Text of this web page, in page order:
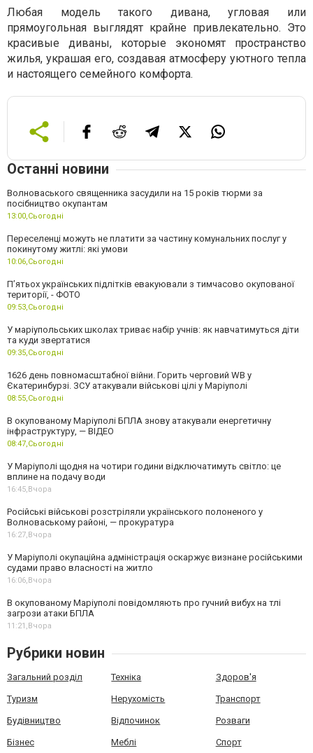
Любая модель такого дивана, угловая или
прямоугольная выглядят крайне привлекательно. Это
красивые диваны, которые экономят пространство
жилья, украшая его, создавая атмосферу уютного тепла
и настоящего семейного комфорта.
Останні новини
Волноваського священника засудили на 15 років тюрми за
посібництво окупантам
13:00,Сьогодні
Переселенці можуть не платити за частину комунальних послуг у
покинутому житлі: які умови
10:06,Сьогодні
П’ятьох українських підлітків евакуювали з тимчасово окупованої
території, - ФОТО
09:53,Сьогодні
У маріупольських школах триває набір учнів: як навчатимуться діти
та куди звертатися
09:35,Сьогодні
1626 день повномасштабної війни. Горить черговий WB у
Єкатеринбурзі. ЗСУ атакували військові цілі у Маріуполі
08:55,Сьогодні
В окупованому Маріуполі БПЛА знову атакували енергетичну
інфраструктуру, — ВІДЕО
08:47,Сьогодні
У Маріуполі щодня на чотири години відключатимуть світло: це
вплине на подачу води
16:45,Вчора
Російські військові розстріляли українського полоненого у
Волноваському районі, — прокуратура
16:27,Вчора
У Маріуполі окупаційна адміністрація оскаржує визнане російськими
судами право власності на житло
16:06,Вчора
В окупованому Маріуполі повідомляють про гучний вибух на тлі
загрози атаки БПЛА
11:21,Вчора
Рубрики новин
Загальний розділ Техніка Здоров'я
Туризм Нерухомість Транспорт
Будівництво Відпочинок Розваги
Бізнес Меблі Спорт